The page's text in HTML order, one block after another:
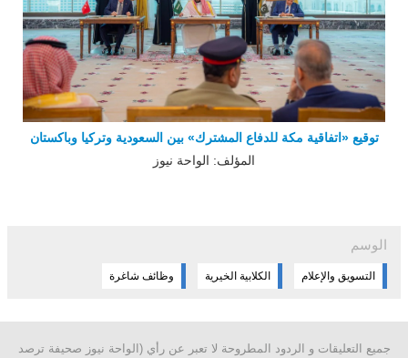
توقيع «اتفاقية مكة للدفاع المشترك» بين السعودية وتركيا وباكستان
المؤلف: الواحة نيوز
الوسم
التسويق والإعلام الكلابية الخيرية وظائف شاغرة
جميع التعليقات و الردود المطروحة لا تعبر عن رأي (الواحة نيوز صحيفة ترصد